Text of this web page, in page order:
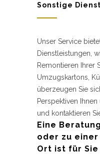
Sonstige
Unser Service
Dienstleistungen,
Remontieren Ihrer
Umzugskartons,
überzeugen Sie
Perspektiven
und kontaktieren
Eine
oder zu
Ort ist für